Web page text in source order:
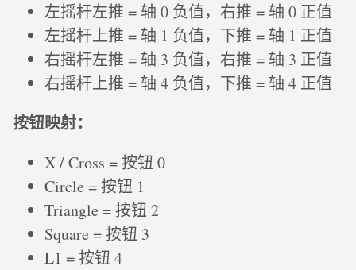
左摇杆左推 = 轴 0 负值，右推 = 轴 0 正值
左摇杆上推 = 轴 1 负值，下推 = 轴 1 正值
右摇杆左推 = 轴 3 负值，右推 = 轴 3 正值
右摇杆上推 = 轴 4 负值，下推 = 轴 4 正值
按钮映射：
X / Cross = 按钮 0
Circle = 按钮 1
Triangle = 按钮 2
Square = 按钮 3
L1 = 按钮 4